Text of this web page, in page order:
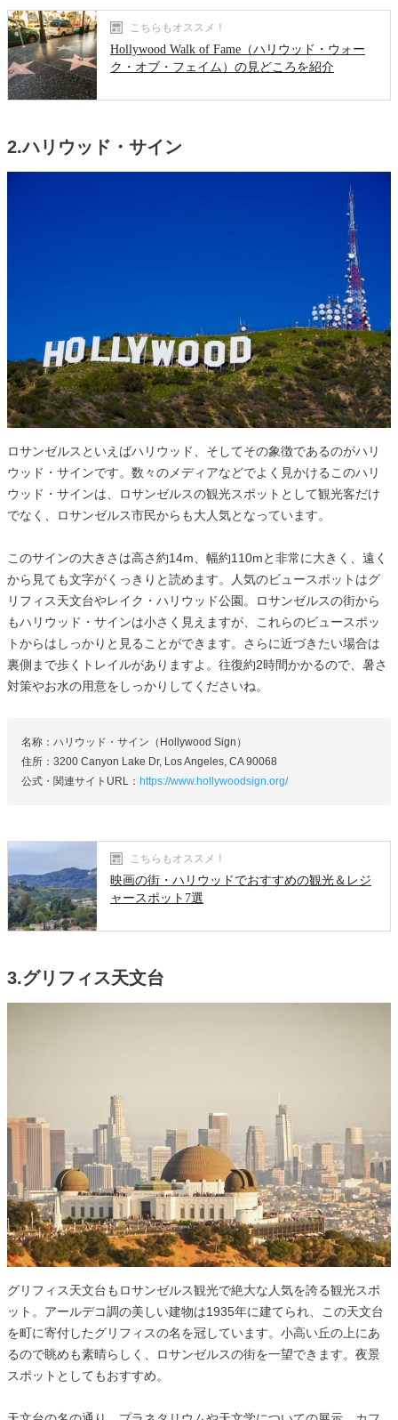
こちらもオススメ！
Hollywood Walk of Fame（ハリウッド・ウォー
ク・オブ・フェイム）の見どころを紹介
2.ハリウッド・サイン
ロサンゼルスといえばハリウッド、そしてその象徴であるのがハリ
ウッド・サインです。数々のメディアなどでよく見かけるこのハリ
ウッド・サインは、ロサンゼルスの観光スポットとして観光客だけ
でなく、ロサンゼルス市民からも大人気となっています。
このサインの大きさは高さ約14m、幅約110mと非常に大きく、遠く
から見ても文字がくっきりと読めます。人気のビュースポットはグ
リフィス天文台やレイク・ハリウッド公園。ロサンゼルスの街から
もハリウッド・サインは小さく見えますが、これらのビュースポッ
トからはしっかりと見ることができます。さらに近づきたい場合は
裏側まで歩くトレイルがありますよ。往復約2時間かかるので、暑さ
対策やお水の用意をしっかりしてくださいね。
名称：ハリウッド・サイン（Hollywood Sign）
住所：3200 Canyon Lake Dr, Los Angeles, CA 90068
公式・関連サイトURL： https://www.hollywoodsign.org/
こちらもオススメ！
映画の街・ハリウッドでおすすめの観光＆レジ
ャースポット7選
3.グリフィス天文台
グリフィス天文台もロサンゼルス観光で絶大な人気を誇る観光スポ
ット。アールデコ調の美しい建物は1935年に建てられ、この天文台
を町に寄付したグリフィスの名を冠しています。小高い丘の上にあ
るので眺めも素晴らしく、ロサンゼルスの街を一望できます。夜景
スポットとしてもおすすめ。